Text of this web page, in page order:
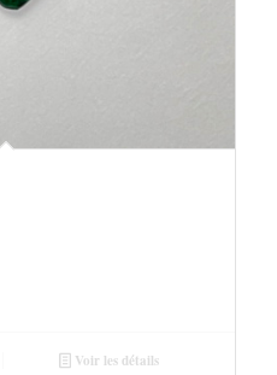
Voir les détails